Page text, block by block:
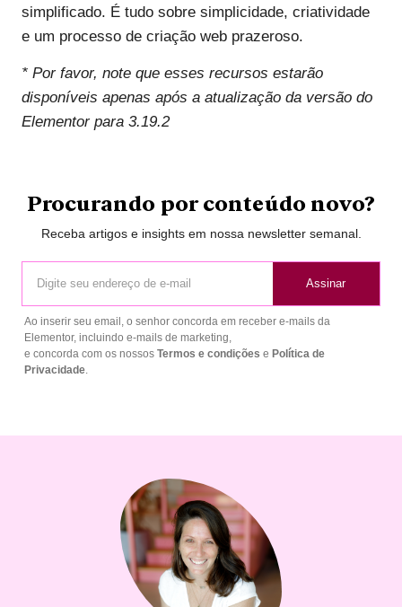
simplificado. É tudo sobre simplicidade, criatividade
e um processo de criação web prazeroso.
* Por favor, note que esses recursos estarão
disponíveis apenas após a atualização da versão do
Elementor para 3.19.2
Procurando por conteúdo novo?
Receba artigos e insights em nossa newsletter semanal.
Assinar
Ao inserir seu email, o senhor concorda em receber e-mails da
Elementor, incluindo e-mails de marketing,
e concorda com os nossos Termos e condições e Política de
Privacidade.